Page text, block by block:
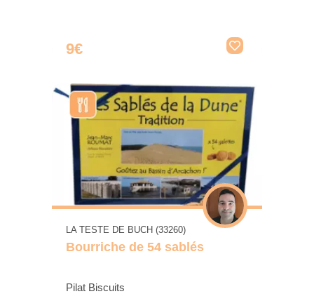
9€
LA TESTE DE BUCH (33260)
Bourriche de 54 sablés
Pilat Biscuits